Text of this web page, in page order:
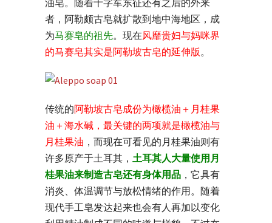
油皂。随着十字军东征还有之后的外来
者，阿勒颇古皂就扩散到地中海地区，成
为马赛皂的祖先。现在风靡贵妇与妈咪界
的马赛皂其实是阿勒坡古皂的延伸版。
传统的阿勒坡古皂成份为橄榄油＋月桂果
油＋海水碱，最关键的两项就是橄榄油与
月桂果油 ，而现在可看见的月桂果油则有
许多原产于土耳其， 土耳其人大量使用月
桂果油来制造古皂还有身体用品 ，它具有
消炎、体温调节与放松情绪的作用。随着
现代手工皂发达起来也会有人再加以变化